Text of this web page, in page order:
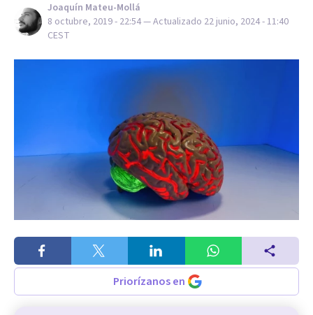
Joaquín Mateu-Mollá
8 octubre, 2019 - 22:54— Actualizado 22 junio, 2024 - 11:40
CEST
Priorízanos en